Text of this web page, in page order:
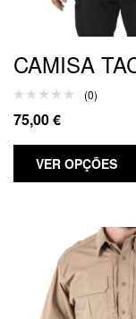
CAMISA
(0)
75,00€
VER OPÇÕES